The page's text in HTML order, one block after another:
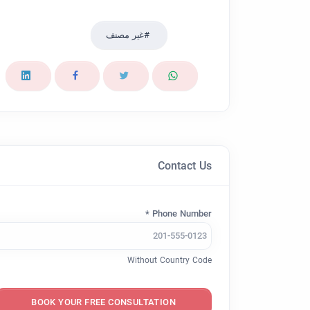
غير مصنف
Contact Us
Phone Number *
Without Country Code
BOOK YOUR FREE CONSULTATION